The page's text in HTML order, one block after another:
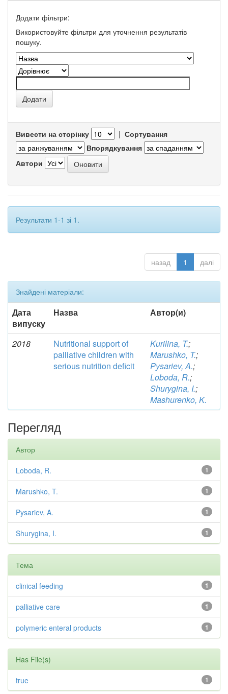
Додати фільтри:
Використовуйте фільтри для уточнення результатів
пошуку.
Вивести на сторінку | Сортування
Впорядкування
Автори
Результати 1-1 зі 1.
назад 1 далі
Знайдені матеріали:
Дата
випуску
Назва Автор(и)
2018
Nutritional support of
palliative children with
serious nutrition deficit
Kurilina, T.;
Marushko, T.;
Pysariev, A.;
Loboda, R.;
Shurygina, I.;
Mashurenko, K.
Перегляд
Автор
1
Loboda, R.
1
Marushko, T.
1
Pysariev, A.
1
Shurygina, I.
Тема
1
clinical feeding
1
palliative care
1
polymeric enteral products
Has File(s)
1
true